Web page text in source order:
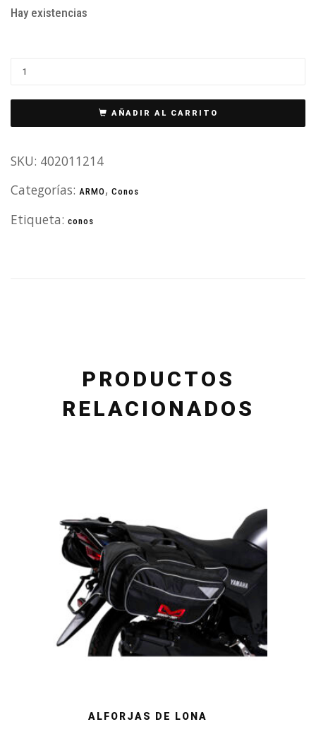
Hay existencias
AÑADIR AL CARRITO
SKU: 402011214
Categorías: ARMO, Conos
Etiqueta: conos
PRODUCTOS
RELACIONADOS
ALFORJAS DE LONA